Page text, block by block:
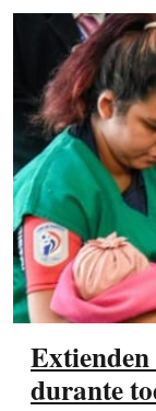
durante